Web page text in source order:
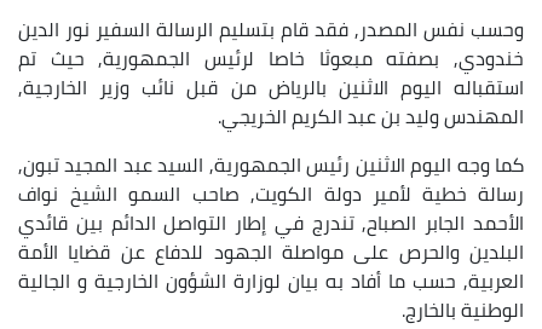
وحسب نفس المصدر, فقد قام بتسليم الرسالة السفير نور الدين
خندودي, بصفته مبعوثا خاصا لرئيس الجمهورية, حيث تم
استقباله اليوم الاثنين بالرياض من قبل نائب وزير الخارجية,
المهندس وليد بن عبد الكريم الخريجي.
كما وجه اليوم الاثنين رئيس الجمهورية, السيد عبد المجيد تبون,
رسالة خطية لأمير دولة الكويت, صاحب السمو الشيخ نواف
الأحمد الجابر الصباح, تندرج في إطار التواصل الدائم بين قائدي
البلدين والحرص على مواصلة الجهود للدفاع عن قضايا الأمة
العربية, حسب ما أفاد به بيان لوزارة الشؤون الخارجية و الجالية
الوطنية بالخارج.